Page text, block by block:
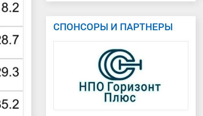
СПОНСОРЫ И ПАРТНЕРЫ